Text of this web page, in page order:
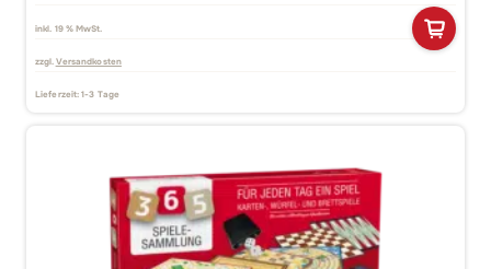
inkl. 19 % MwSt.
zzgl. Versandkosten
Lieferzeit:1-3 Tage